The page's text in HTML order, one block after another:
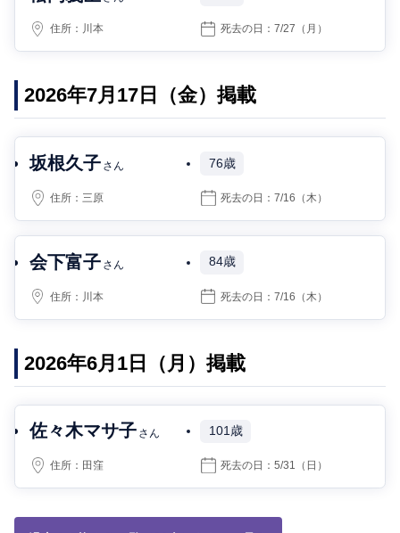
住所： 川本 死去の日：7/27 （月）
2026年7月17日（金）掲載
坂根久子 さん 76歳
住所：三原 死去の日：7/16 （木）
会下富子 さん 84歳
住所： 川本 死去の日：7/16 （木）
2026年6月1日（月）掲載
佐々木マサ子 さん 101歳
住所： 田窪 死去の日：5/31 （日）